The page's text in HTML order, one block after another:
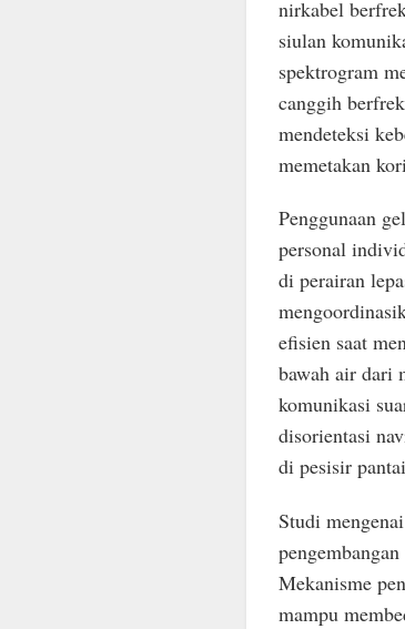
nirkabel
siulan
spektrogram
canggih
mendeteksi
memetakan
Penggunaan
personal
di perairan
efisien saat
bawah air dari
komunikasi
disorientasi
di pesisir
Studi mengenai
Mekanisme
mampu